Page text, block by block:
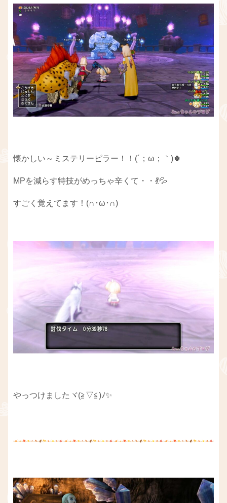
懐かしい～ミステリーピラー！！(´；ω；｀)🍀
MPを減らす特技がめっちゃ辛くて・・💃💦
すごく覚えてます！(∩･ω･∩)
やっつけましたヾ(≧▽≦)ﾉ✨